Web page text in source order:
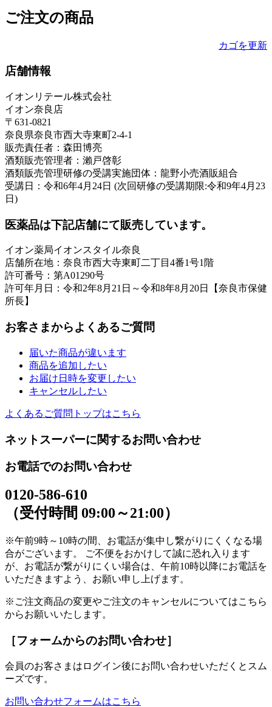
ご注文の商品
カゴを更新
店舗情報
イオンリテール株式会社
イオン奈良店
〒631-0821
奈良県奈良市西大寺東町2-4-1
販売責任者：森田博亮
酒類販売管理者：瀨戸啓彰
酒類販売管理研修の受講実施団体：龍野小売酒販組合
受講日：令和6年4月24日 (次回研修の受講期限:令和9年4月23
日)
医薬品は下記店舗にて販売しています。
イオン薬局イオンスタイル奈良
店舗所在地：奈良市西大寺東町二丁目4番1号1階
許可番号：第A01290号
許可年月日：令和2年8月21日～令和8年8月20日【奈良市保健
所長】
お客さまからよくあるご質問
届いた商品が違います
商品を追加したい
お届け日時を変更したい
キャンセルしたい
よくあるご質問トップはこちら
ネットスーパーに関するお問い合わせ
お電話でのお問い合わせ
0120-586-610
（受付時間 09:00～21:00）
※午前9時～10時の間、お電話が集中し繋がりにくくなる場
合がございます。 ご不便をおかけして誠に恐れ入ります
が、お電話が繋がりにくい場合は、午前10時以降にお電話を
いただきますよう、お願い申し上げます。
※ご注文商品の変更やご注文のキャンセルについてはこちら
からお願いいたします。
［フォームからのお問い合わせ］
会員のお客さまはログイン後にお問い合わせいただくとスム
ーズです。
お問い合わせフォームはこちら